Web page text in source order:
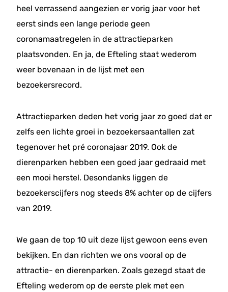
heel verrassend aangezien er vorig jaar voor het
eerst sinds een lange periode geen
coronamaatregelen in de attractieparken
plaatsvonden. En ja, de Efteling staat wederom
weer bovenaan in de lijst met een
bezoekersrecord.
Attractieparken deden het vorig jaar zo goed dat er
zelfs een lichte groei in bezoekersaantallen zat
tegenover het pré coronajaar 2019. Ook de
dierenparken hebben een goed jaar gedraaid met
een mooi herstel. Desondanks liggen de
bezoekerscijfers nog steeds 8% achter op de cijfers
van 2019.
We gaan de top 10 uit deze lijst gewoon eens even
bekijken. En dan richten we ons vooral op de
attractie- en dierenparken. Zoals gezegd staat de
Efteling wederom op de eerste plek met een